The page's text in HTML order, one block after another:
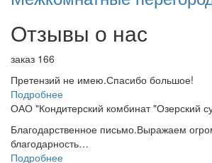
Отзывы о нас
заказ 166
Претензий не имею.Спасибо большое!
Подробнее
ОАО "Кондитерский комбинат "Озерский
Благодарственное письмо.Выражаем
благодарность…
Подробнее